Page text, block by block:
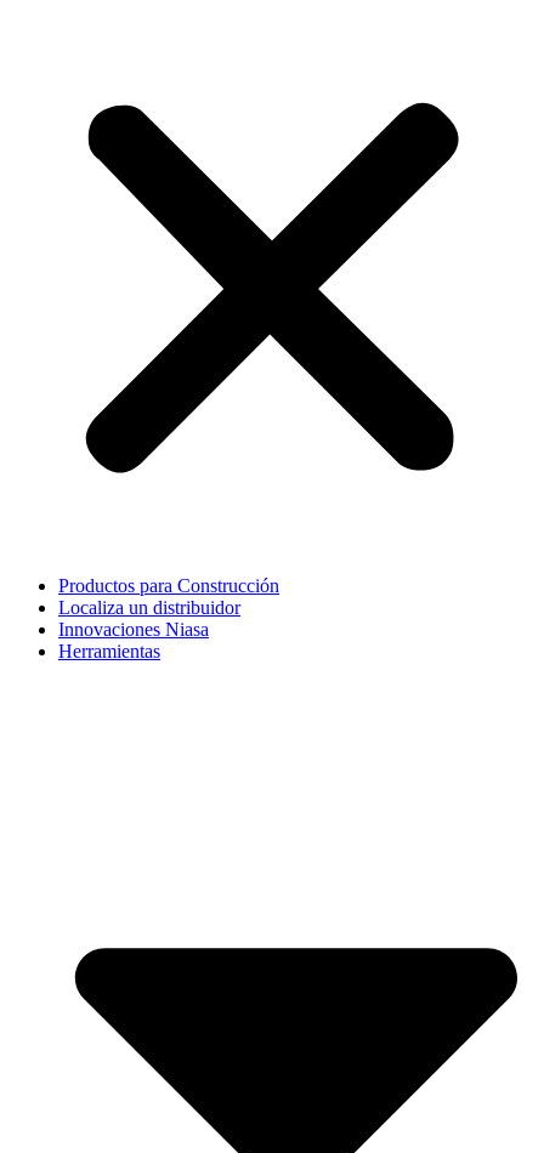
Productos para Construcción
Localiza un distribuidor
Innovaciones Niasa
Herramientas